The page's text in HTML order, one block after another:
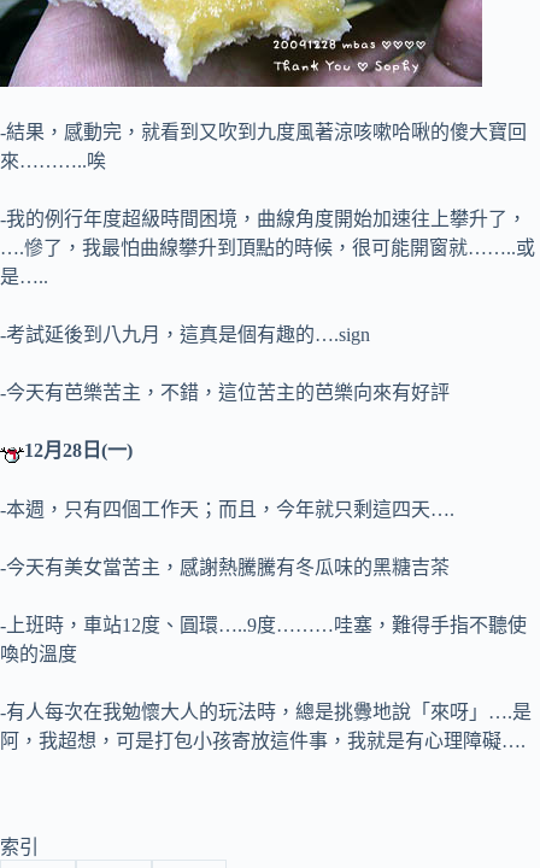
-結果，感動完，就看到又吹到九度風著涼咳嗽哈啾的傻大寶回
來………..唉
-我的例行年度超級時間困境，曲線角度開始加速往上攀升了，
….慘了，我最怕曲線攀升到頂點的時候，很可能開窗就……..或
是…..
-考試延後到八九月，這真是個有趣的….sign
-今天有芭樂苦主，不錯，這位苦主的芭樂向來有好評
12月28日(一)
-本週，只有四個工作天；而且，今年就只剩這四天….
-今天有美女當苦主，感謝熱騰騰有冬瓜味的黑糖吉茶
-上班時，車站12度、圓環…..9度………哇塞，難得手指不聽使
喚的溫度
-有人每次在我勉懷大人的玩法時，總是挑釁地說「來呀」….是
阿，我超想，可是打包小孩寄放這件事，我就是有心理障礙….
索引